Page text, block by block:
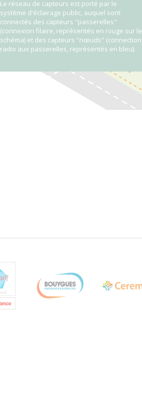
Le réseau de capteurs est porté par le
système d'éclairage public, auquel sont
connectés des capteurs "passerelles"
(connexion filaire, représentés en rouge sur le
schéma) et des capteurs "nœuds" (connection
radio aux passerelles, représentés en bleu).
Le capteur "passerelle" est installé sur un
lampadaire, alimenté par le lampadaire, et
connecté au réseau internet via le réseau
d'éclairage public. Suivant les cas, il peut
également faire le relais d'information pour un
capteur "nœud".